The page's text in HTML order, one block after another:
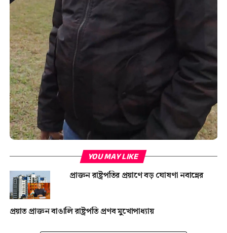
YOU MAY LIKE
প্রাক্তন রাষ্ট্রপতির প্রয়াণে বড় ঘোষণা নবান্নের
প্রয়াত প্রাক্তন বাঙালি রাষ্ট্রপতি প্রণব মুখোপাধ্যায়